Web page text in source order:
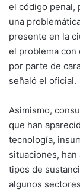
el código penal,
una
presente en la
el problema con
por parte de
señaló el oficial.
Asimismo,
que han
tecnología,
situaciones,
tipos de
algunos